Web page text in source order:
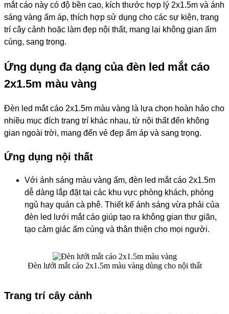
mắt cáo này có độ bền cao, kích thước hợp lý 2x1.5m và ánh
sáng vàng ấm áp, thích hợp sử dụng cho các sự kiện, trang
trí cây cảnh hoặc làm đẹp nội thất, mang lại không gian ấm
cúng, sang trọng.
Ứng dụng đa dạng của đèn led mắt cáo
2x1.5m màu vàng
Đèn led mắt cáo 2x1.5m màu vàng là lựa chọn hoàn hảo cho
nhiều mục đích trang trí khác nhau, từ nội thất đến không
gian ngoài trời, mang đến vẻ đẹp ấm áp và sang trọng.
Ứng dụng nội thất
Với ánh sáng màu vàng ấm, đèn led mắt cáo 2x1.5m
dễ dàng lắp đặt tại các khu vực phòng khách, phòng
ngủ hay quán cà phê. Thiết kế ánh sáng vừa phải của
đèn led lưới mắt cáo giúp tạo ra không gian thư giãn,
tạo cảm giác ấm cúng và thân thiện cho mọi người.
Đèn lưới mắt cáo 2x1.5m màu vàng dùng cho nội thất
Trang trí cây cảnh